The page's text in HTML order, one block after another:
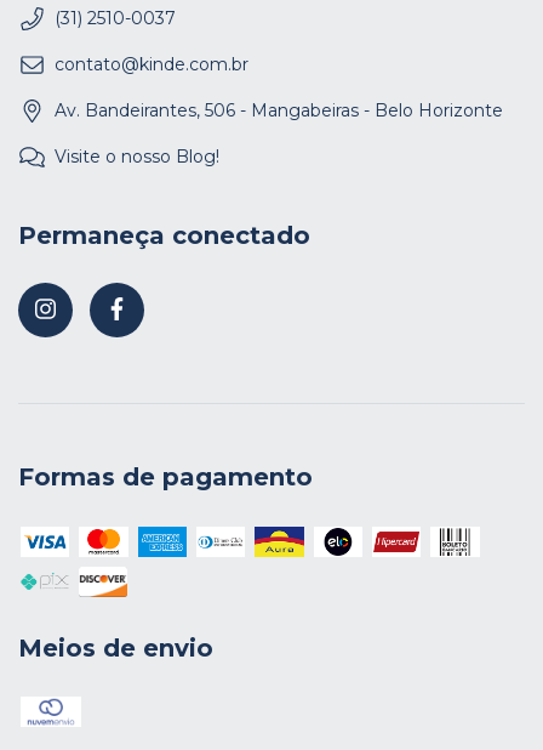
(31) 2510-0037
contato@kinde.com.br
Av. Bandeirantes, 506 - Mangabeiras - Belo Horizonte
Visite o nosso Blog!
Permaneça conectado
Formas de pagamento
Meios de envio